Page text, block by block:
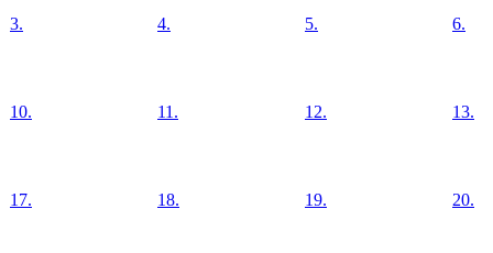
3. 4. 5. 6.
10. 11. 12. 13.
17. 18. 19. 20.